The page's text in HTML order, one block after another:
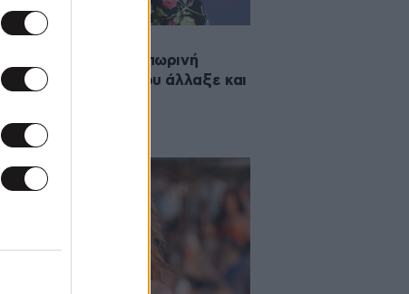
Μπάρκα: Η φθινοπωρινή
στα μαλλιά που άλλαξε και